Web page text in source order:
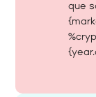
que